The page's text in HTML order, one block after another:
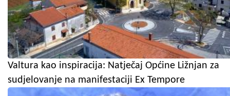
Valtura kao inspiracija: Natječaj Općine Ližnjan za
sudjelovanje na manifestaciji Ex Tempore